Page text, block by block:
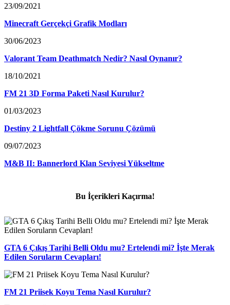
23/09/2021
Minecraft Gerçekçi Grafik Modları
30/06/2023
Valorant Team Deathmatch Nedir? Nasıl Oynanır?
18/10/2021
FM 21 3D Forma Paketi Nasıl Kurulur?
01/03/2023
Destiny 2 Lightfall Çökme Sorunu Çözümü
09/07/2023
M&B II: Bannerlord Klan Seviyesi Yükseltme
Bu İçerikleri Kaçırma!
GTA 6 Çıkış Tarihi Belli Oldu mu? Ertelendi mi? İşte Merak
Edilen Soruların Cevapları!
FM 21 Priisek Koyu Tema Nasıl Kurulur?